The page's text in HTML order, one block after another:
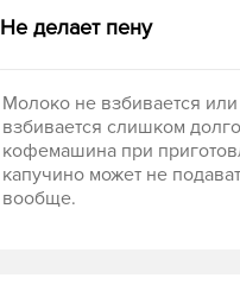
Не делает пену
Молоко не взбивается или
взбивается слишком
кофемашина при
капучино может не
вообще.